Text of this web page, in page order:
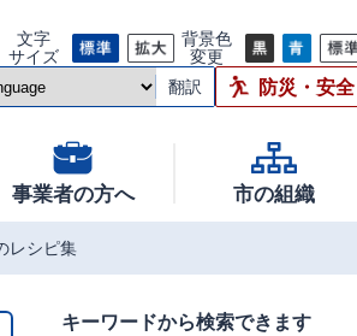
文字
サイズ
背景色
変更
翻訳
防災・安全
事業者の方へ 市の組織
レシピ集
キーワードから検索できます